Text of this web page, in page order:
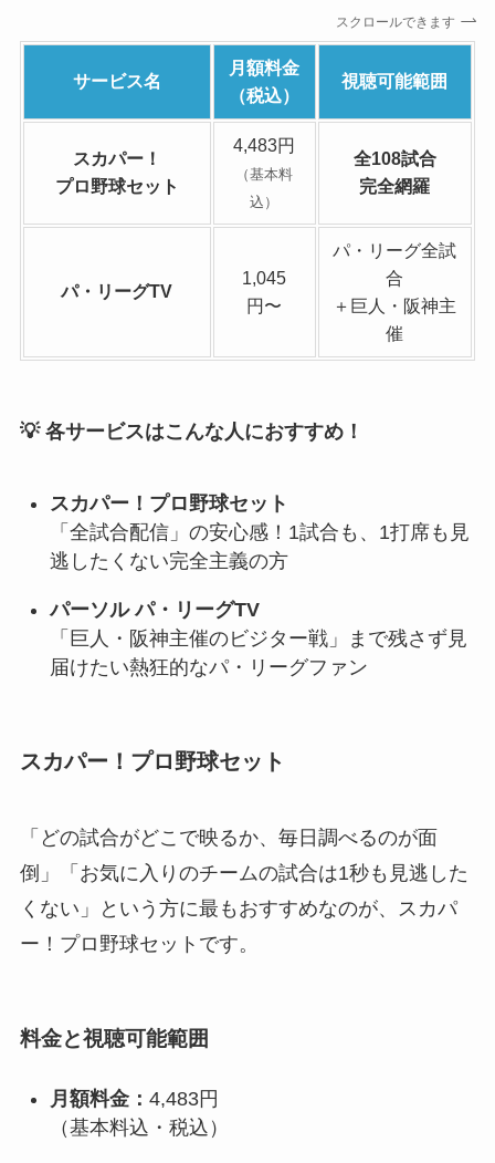
スクロールできます
サービス名
月額料金
（税込）
視聴可能範囲
スカパー！
プロ野球セット
4,483円
（基本料
込）
全108試合
完全網羅
パ・リーグTV
1,045
円〜
パ・リーグ全試
合
＋巨人・阪神主
催
💡 各サービスはこんな人におすすめ！
スカパー！プロ野球セット
「全試合配信」の安心感！1試合も、1打席も見
逃したくない完全主義の方
パーソル パ・リーグTV
「巨人・阪神主催のビジター戦」まで残さず見
届けたい熱狂的なパ・リーグファン
スカパー！プロ野球セット
「どの試合がどこで映るか、毎日調べるのが面
倒」「お気に入りのチームの試合は1秒も見逃した
くない」という方に最もおすすめなのが、スカパ
ー！プロ野球セットです。
料金と視聴可能範囲
月額料金： 4,483円
（基本料込・税込）